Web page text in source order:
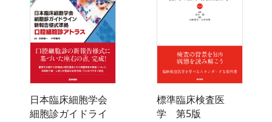
日本臨床細胞学会
細胞診ガイドライ
標準臨床検査医
学 第5版